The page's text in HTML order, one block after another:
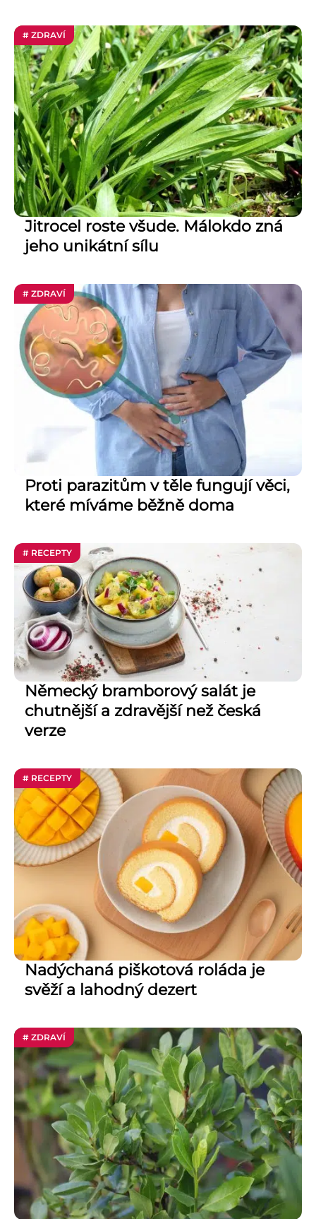
# ZDRAVÍ
Jitrocel roste všude. Málokdo zná
jeho unikátní sílu
# ZDRAVÍ
Proti parazitům v těle fungují věci,
které míváme běžně doma
# RECEPTY
Německý bramborový salát je
chutnější a zdravější než česká
verze
# RECEPTY
Nadýchaná piškotová roláda je
svěží a lahodný dezert
# ZDRAVÍ